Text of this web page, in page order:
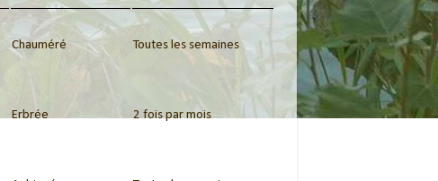
Chauméré Toutes les semaines
Erbrée 2 fois par mois